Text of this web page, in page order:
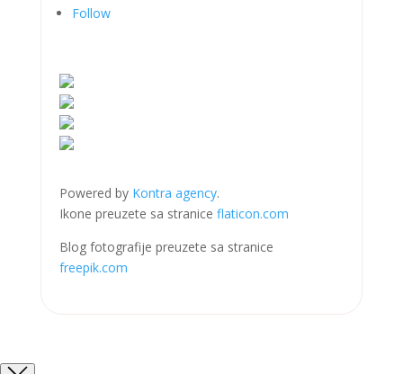
Follow
Powered byKontra agency.
Ikone preuzete sa stranice flaticon.com
Blog fotografije preuzete sa stranice
freepik.com